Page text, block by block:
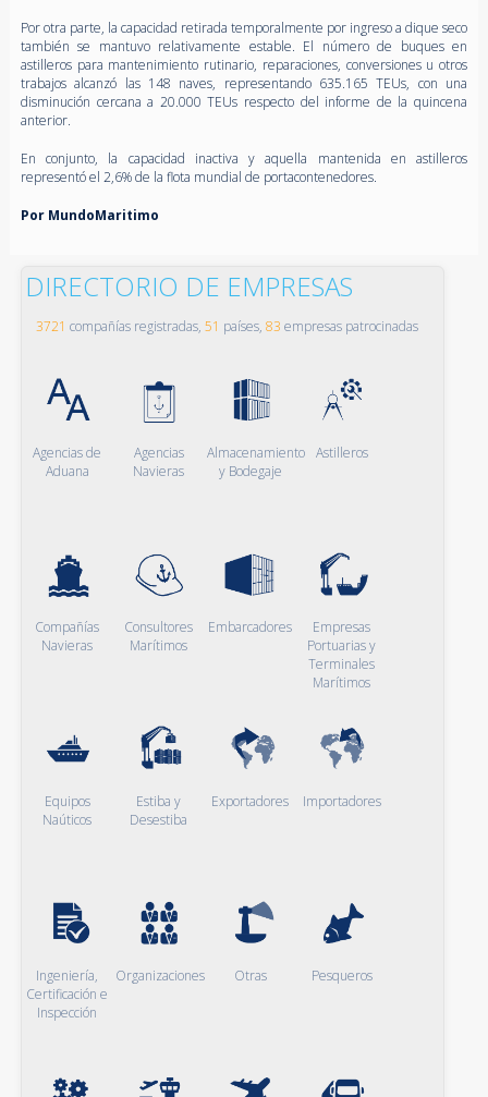
Por otra parte, la capacidad retirada temporalmente por ingreso a dique seco
también se mantuvo relativamente estable. El número de buques en
astilleros para mantenimiento rutinario, reparaciones, conversiones u otros
trabajos alcanzó las 148 naves, representando 635.165 TEUs, con una
disminución cercana a 20.000 TEUs respecto del informe de la quincena
anterior.
En conjunto, la capacidad inactiva y aquella mantenida en astilleros
representó el 2,6% de la flota mundial de portacontenedores.
Por MundoMaritimo
DIRECTORIO DE EMPRESAS
3721 compañías registradas, 51 países, 83 empresas patrocinadas
Agencias de
Aduana
Agencias
Navieras
Almacenamiento
y Bodegaje
Astilleros
Compañías
Navieras
Consultores
Marítimos
Embarcadores
Empresas
Portuarias y
Terminales
Marítimos
Equipos
Naúticos
Estiba y
Desestiba
Exportadores Importadores
Ingeniería,
Certificación e
Inspección
Organizaciones Otras Pesqueros